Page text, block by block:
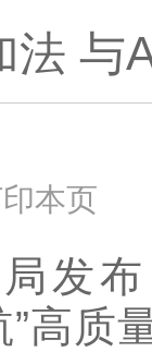
法 与
本页
布
高质